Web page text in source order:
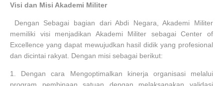
Visi dan Misi Akademi Militer
Dengan Sebagai bagian dari Abdi Negara, Akademi Militer
memiliki visi menjadikan Akademi Militer sebagai Center of
Excellence yang dapat mewujudkan hasil didik yang profesional
dan dicintai rakyat. Dengan misi sebagai berikut:
1.
Dengan cara Mengoptimalkan kinerja organisasi melalui
program pembinaan satuan dengan melaksanakan validasi